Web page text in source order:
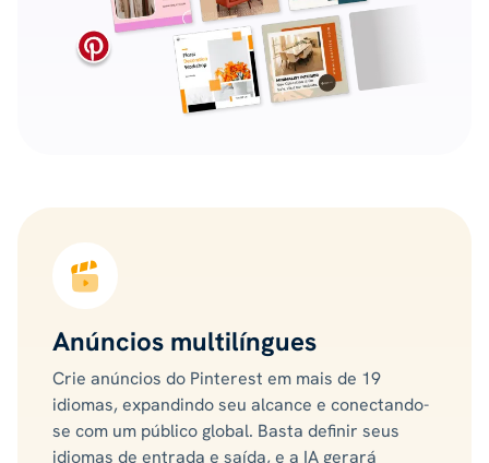
Anúncios multilíngues
Crie anúncios do Pinterest em mais de 19
idiomas, expandindo seu alcance e conectando-
se com um público global. Basta definir seus
idiomas de entrada e saída, e a IA gerará